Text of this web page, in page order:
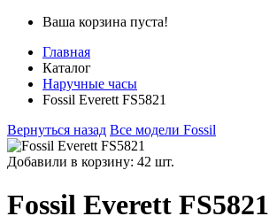
Ваша корзина пуста!
Главная
Каталог
Наручные часы
Fossil Everett FS5821
Вернуться назад Все модели Fossil
Добавили в корзину: 42 шт.
Fossil Everett FS5821